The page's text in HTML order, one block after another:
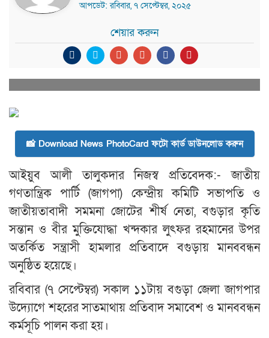
আপডেট: রবিবার, ৭ সেপ্টেম্বর, ২০২৫
শেয়ার করুন
📸 Download News PhotoCard ফটো কার্ড ডাউনলোড করুন
আইয়ুব আলী তালুকদার নিজস্ব প্রতিবেদক:- জাতীয়
গণতান্ত্রিক পার্টি (জাগপা) কেন্দ্রীয় কমিটি সভাপতি ও
জাতীয়তাবাদী সমমনা জোটের শীর্ষ নেতা, বগুড়ার কৃতি
সন্তান ও বীর মুক্তিযোদ্ধা খন্দকার লুৎফর রহমানের উপর
অতর্কিত সন্ত্রাসী হামলার প্রতিবাদে বগুড়ায় মানববন্ধন
অনুষ্ঠিত হয়েছে।
রবিবার (৭ সেপ্টেম্বর) সকাল ১১টায় বগুড়া জেলা জাগপার
উদ্যোগে শহরের সাতমাথায় প্রতিবাদ সমাবেশ ও মানববন্ধন
কর্মসূচি পালন করা হয়।